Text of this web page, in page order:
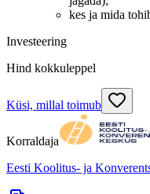
kes ja mida
Investeering
Hind kokkuleppel
Küsi, millal toimub
Korraldaja
Eesti Koolitus- ja